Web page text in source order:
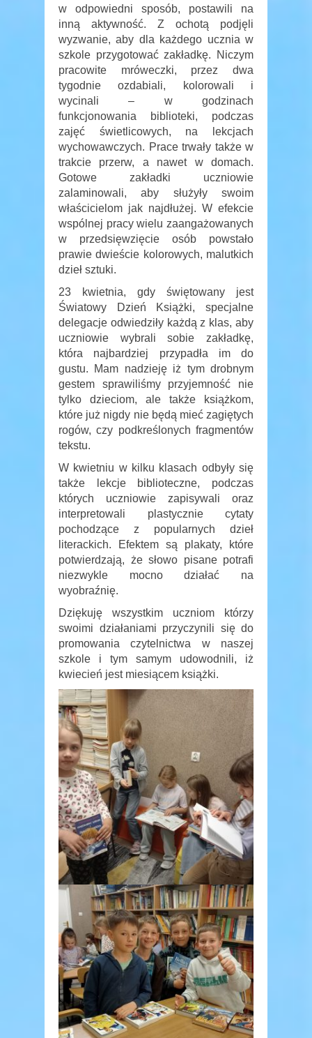
w odpowiedni sposób, postawili na
inną aktywność. Z ochotą podjęli
wyzwanie, aby dla każdego ucznia w
szkole przygotować zakładkę. Niczym
pracowite mróweczki, przez dwa
tygodnie ozdabiali, kolorowali i
wycinali – w godzinach
funkcjonowania biblioteki, podczas
zajęć świetlicowych, na lekcjach
wychowawczych. Prace trwały także w
trakcie przerw, a nawet w domach.
Gotowe zakładki uczniowie
zalaminowali, aby służyły swoim
właścicielom jak najdłużej. W efekcie
wspólnej pracy wielu zaangażowanych
w przedsięwzięcie osób powstało
prawie dwieście kolorowych, malutkich
dzieł sztuki.
23 kwietnia, gdy świętowany jest
Światowy Dzień Książki, specjalne
delegacje odwiedziły każdą z klas, aby
uczniowie wybrali sobie zakładkę,
która najbardziej przypadła im do
gustu. Mam nadzieję iż tym drobnym
gestem sprawiliśmy przyjemność nie
tylko dzieciom, ale także książkom,
które już nigdy nie będą mieć zagiętych
rogów, czy podkreślonych fragmentów
tekstu.
W kwietniu w kilku klasach odbyły się
także lekcje biblioteczne, podczas
których uczniowie zapisywali oraz
interpretowali plastycznie cytaty
pochodzące z popularnych dzieł
literackich. Efektem są plakaty, które
potwierdzają, że słowo pisane potrafi
niezwykle mocno działać na
wyobraźnię.
Dziękuję wszystkim uczniom którzy
swoimi działaniami przyczynili się do
promowania czytelnictwa w naszej
szkole i tym samym udowodnili, iż
kwiecień jest miesiącem książki.